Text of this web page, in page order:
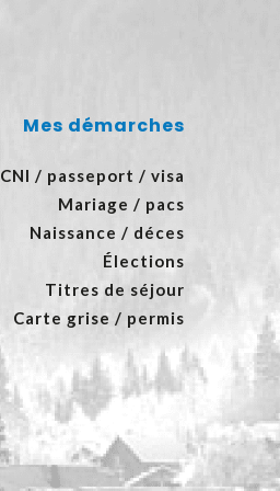
Mes démarches
CNI / passeport / visa
Mariage / pacs
Naissance / déces
Élections
Titres de séjour
Carte grise / permis